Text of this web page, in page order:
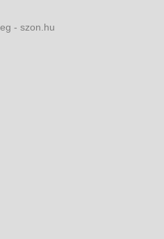
- szon.hu